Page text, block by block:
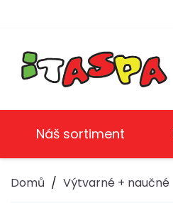
Náš sortiment
Domů Výtvarné + naučné